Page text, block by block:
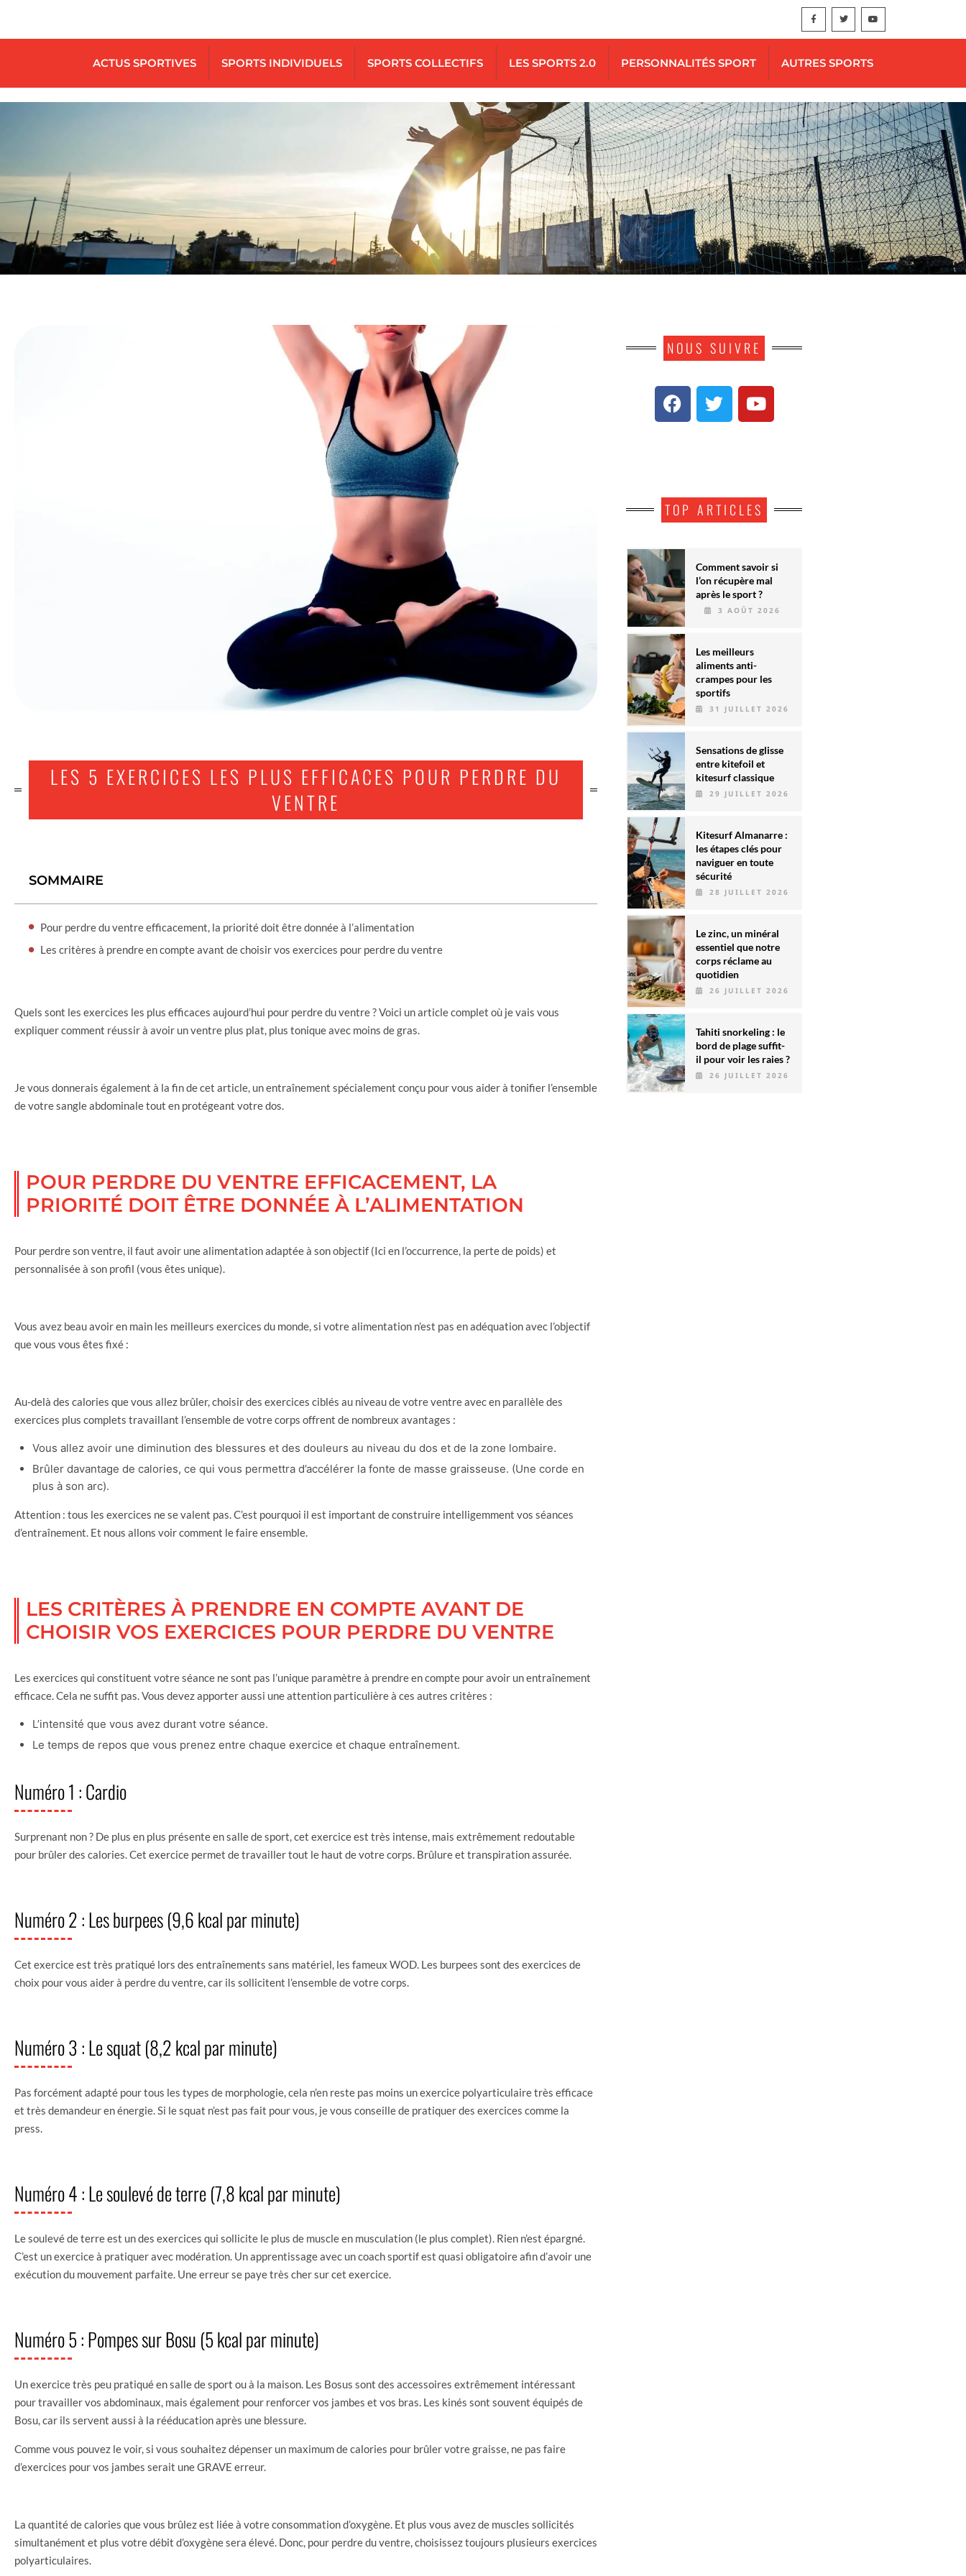
ACTUS SPORTIVES SPORTS INDIVIDUELS SPORTS COLLECTIFS LES SPORTS 2.0 PERSONNALITÉS SPORT AUTRES SPORTS
LES 5 EXERCICES LES PLUS EFFICACES POUR PERDRE DU
VENTRE
SOMMAIRE
Pour perdre du ventre efficacement, la priorité doit être donnée à l’alimentation
Les critères à prendre en compte avant de choisir vos exercices pour perdre du ventre
Quels sont les exercices les plus efficaces aujourd’hui pour perdre du ventre ? Voici un article complet où je vais vous
expliquer comment réussir à avoir un ventre plus plat, plus tonique avec moins de gras.
Je vous donnerais également à la fin de cet article, un entraînement spécialement conçu pour vous aider à tonifier l’ensemble
de votre sangle abdominale tout en protégeant votre dos.
POUR PERDRE DU VENTRE EFFICACEMENT, LA
PRIORITÉ DOIT ÊTRE DONNÉE À L’ALIMENTATION
Pour perdre son ventre, il faut avoir une alimentation adaptée à son objectif (Ici en l’occurrence, la perte de poids) et
personnalisée à son profil (vous êtes unique).
Vous avez beau avoir en main les meilleurs exercices du monde, si votre alimentation n’est pas en adéquation avec l’objectif
que vous vous êtes fixé :
Au-delà des calories que vous allez brûler, choisir des exercices ciblés au niveau de votre ventre avec en parallèle des
exercices plus complets travaillant l’ensemble de votre corps offrent de nombreux avantages :
Vous allez avoir une diminution des blessures et des douleurs au niveau du dos et de la zone lombaire.
Brûler davantage de calories, ce qui vous permettra d’accélérer la fonte de masse graisseuse. (Une corde en
plus à son arc).
Attention : tous les exercices ne se valent pas. C’est pourquoi il est important de construire intelligemment vos séances
d’entraînement. Et nous allons voir comment le faire ensemble.
LES CRITÈRES À PRENDRE EN COMPTE AVANT DE
CHOISIR VOS EXERCICES POUR PERDRE DU VENTRE
Les exercices qui constituent votre séance ne sont pas l’unique paramètre à prendre en compte pour avoir un entraînement
efficace. Cela ne suffit pas. Vous devez apporter aussi une attention particulière à ces autres critères :
L’intensité que vous avez durant votre séance.
Le temps de repos que vous prenez entre chaque exercice et chaque entraînement.
Numéro 1 : Cardio
Surprenant non ? De plus en plus présente en salle de sport, cet exercice est très intense, mais extrêmement redoutable
pour brûler des calories. Cet exercice permet de travailler tout le haut de votre corps. Brûlure et transpiration assurée.
Numéro 2 : Les burpees (9,6 kcal par minute)
Cet exercice est très pratiqué lors des entraînements sans matériel, les fameux WOD. Les burpees sont des exercices de
choix pour vous aider à perdre du ventre, car ils sollicitent l’ensemble de votre corps.
Numéro 3 : Le squat (8,2 kcal par minute)
Pas forcément adapté pour tous les types de morphologie, cela n’en reste pas moins un exercice polyarticulaire très efficace
et très demandeur en énergie. Si le squat n’est pas fait pour vous, je vous conseille de pratiquer des exercices comme la
press.
Numéro 4 : Le soulevé de terre (7,8 kcal par minute)
Le soulevé de terre est un des exercices qui sollicite le plus de muscle en musculation (le plus complet). Rien n’est épargné.
C’est un exercice à pratiquer avec modération. Un apprentissage avec un coach sportif est quasi obligatoire afin d’avoir une
exécution du mouvement parfaite. Une erreur se paye très cher sur cet exercice.
Numéro 5 : Pompes sur Bosu (5 kcal par minute)
Un exercice très peu pratiqué en salle de sport ou à la maison. Les Bosus sont des accessoires extrêmement intéressant
pour travailler vos abdominaux, mais également pour renforcer vos jambes et vos bras. Les kinés sont souvent équipés de
Bosu, car ils servent aussi à la rééducation après une blessure.
Comme vous pouvez le voir, si vous souhaitez dépenser un maximum de calories pour brûler votre graisse, ne pas faire
d’exercices pour vos jambes serait une GRAVE erreur.
La quantité de calories que vous brûlez est liée à votre consommation d’oxygène. Et plus vous avez de muscles sollicités
simultanément et plus votre débit d’oxygène sera élevé. Donc, pour perdre du ventre, choisissez toujours plusieurs exercices
polyarticulaires.
NOUS SUIVRE
TOP ARTICLES
Comment savoir si
l’on récupère mal
après le sport ?
3 AOÛT 2026
Les meilleurs
aliments anti-
crampes pour les
sportifs
31 JUILLET 2026
Sensations de glisse
entre kitefoil et
kitesurf classique
29 JUILLET 2026
Kitesurf Almanarre :
les étapes clés pour
naviguer en toute
sécurité
28 JUILLET 2026
Le zinc, un minéral
essentiel que notre
corps réclame au
quotidien
26 JUILLET 2026
Tahiti snorkeling : le
bord de plage suffit-
il pour voir les raies ?
26 JUILLET 2026